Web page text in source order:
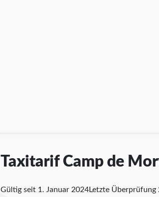
Taxitarif Camp de
Gültig seit 1. Januar 2024Letzte Überprüfung